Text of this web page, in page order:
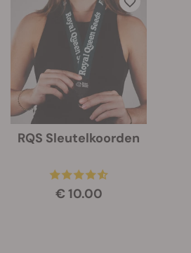
RQS Sleutelkoorden
€ 10.00